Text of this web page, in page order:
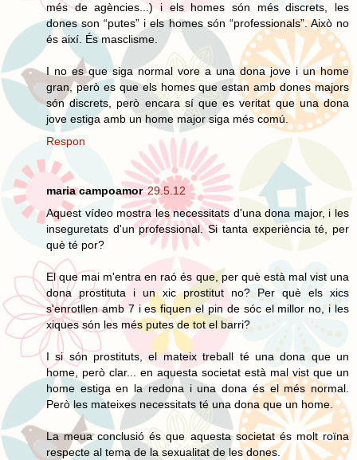
més de agències...) i els homes són més discrets, les
dones son “putes” i els homes són “professionals”. Això no
és així. És masclisme.
I no es que siga normal vore a una dona jove i un home
gran, però es que els homes que estan amb dones majors
són discrets, però encara sí que es veritat que una dona
jove estiga amb un home major siga més comú.
Respon
maria campoamor 29.5.12
Aquest vídeo mostra les necessitats d'una dona major, i les
inseguretats d'un professional. Si tanta experiència té, per
què té por?
El que mai m'entra en raó és que, per què està mal vist una
dona prostituta i un xic prostitut no? Per què els xics
s'enrotllen amb 7 i es fiquen el pin de sóc el millor no, i les
xiques són les més putes de tot el barri?
I si són prostituts, el mateix treball té una dona que un
home, però clar... en aquesta societat està mal vist que un
home estiga en la redona i una dona és el més normal.
Però les mateixes necessitats té una dona que un home.
La meua conclusió és que aquesta societat és molt roïna
respecte al tema de la sexualitat de les dones.